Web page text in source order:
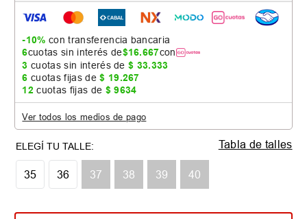
-10% con transferencia bancaria
6cuotas sin interés de$16.667con
3 cuotas sin interés de$ 33.333
6 cuotas fijas de$ 19.267
12 cuotas fijas de $ 9634
Ver todos los medios de pago
35 36 37 38 39 40
Tabla de talles